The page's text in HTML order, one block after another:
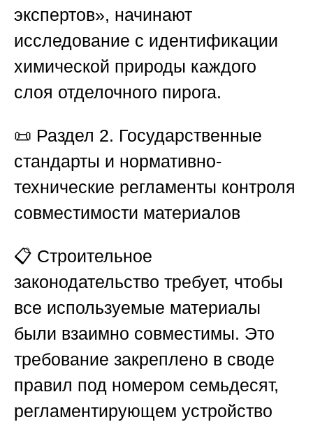
экспертов», начинают
исследование с идентификации
химической природы каждого
слоя отделочного пирога.
📜 Раздел 2. Государственные
стандарты и нормативно-
технические регламенты контроля
совместимости материалов
📋 Строительное
законодательство требует, чтобы
все используемые материалы
были взаимно совместимы. Это
требование закреплено в своде
правил под номером семьдесят,
регламентирующем устройство